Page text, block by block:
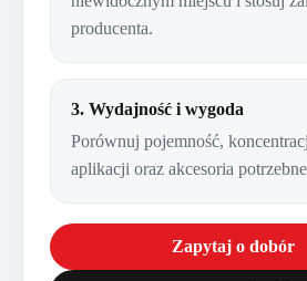
producenta.
3. Wydajność i wygoda
Porównuj pojemność,
aplikacji oraz akcesoria
Zapytaj o dobór